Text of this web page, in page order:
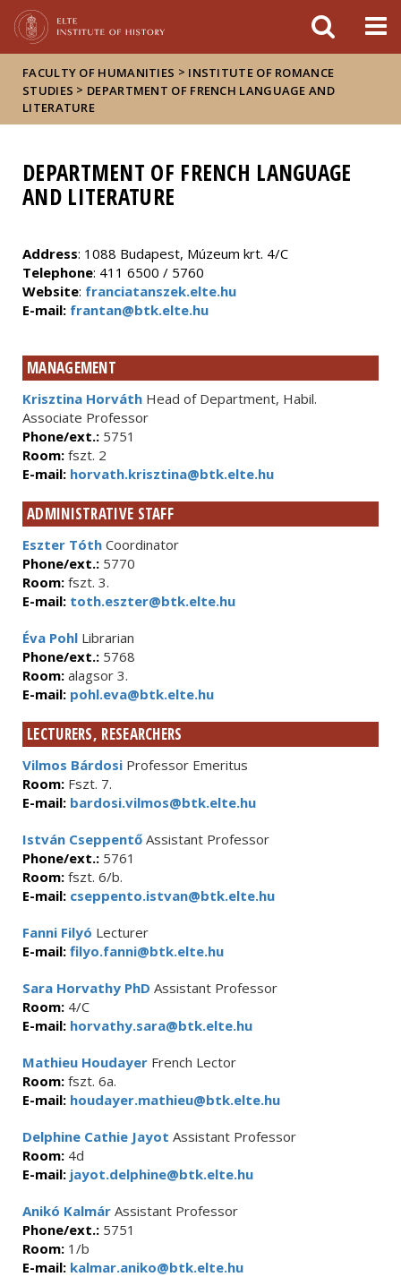
FACULTY OF HUMANITIES > INSTITUTE OF ROMANCE
STUDIES > DEPARTMENT OF FRENCH LANGUAGE AND
LITERATURE
DEPARTMENT OF FRENCH LANGUAGE
AND LITERATURE
Address: 1088 Budapest, Múzeum krt. 4/C
Telephone: 411 6500 / 5760
Website: franciatanszek.elte.hu
E-mail: frantan@btk.elte.hu
MANAGEMENT
Krisztina Horváth Head of Department, Habil.
Associate Professor
Phone/ext.: 5751
Room: fszt. 2
E-mail: horvath.krisztina@btk.elte.hu
ADMINISTRATIVE STAFF
Eszter Tóth Coordinator
Phone/ext.: 5770
Room: fszt. 3.
E-mail: toth.eszter@btk.elte.hu
Éva Pohl Librarian
Phone/ext.: 5768
Room: alagsor 3.
E-mail: pohl.eva@btk.elte.hu
LECTURERS, RESEARCHERS
Vilmos Bárdosi Professor Emeritus
Room: Fszt. 7.
E-mail: bardosi.vilmos@btk.elte.hu
István Cseppentő Assistant Professor
Phone/ext.: 5761
Room: fszt. 6/b.
E-mail: cseppento.istvan@btk.elte.hu
Fanni Filyó Lecturer
E-mail: filyo.fanni@btk.elte.hu
Sara Horvathy PhD Assistant Professor
Room: 4/C
E-mail: horvathy.sara@btk.elte.hu
Mathieu Houdayer French Lector
Room: fszt. 6a.
E-mail: houdayer.mathieu@btk.elte.hu
Delphine Cathie Jayot Assistant Professor
Room: 4d
E-mail: jayot.delphine@btk.elte.hu
Anikó Kalmár Assistant Professor
Phone/ext.: 5751
Room: 1/b
E-mail: kalmar.aniko@btk.elte.hu